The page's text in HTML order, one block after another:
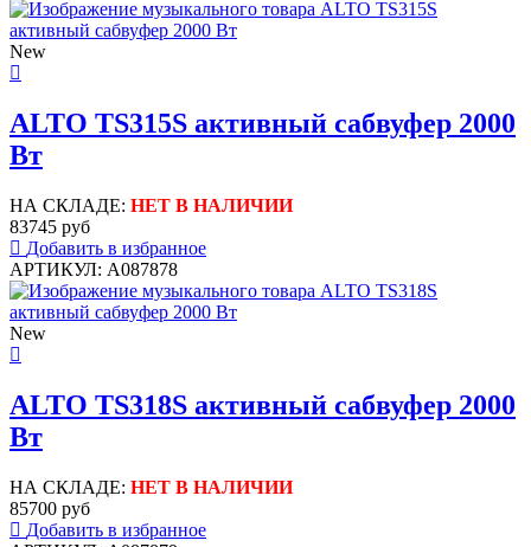
New
ALTO TS315S активный сабвуфер 2000
Вт
НА СКЛАДЕ: НЕТ В НАЛИЧИИ
83745 руб
Добавить в избранное
АРТИКУЛ: A087878
New
ALTO TS318S активный сабвуфер 2000
Вт
НА СКЛАДЕ: НЕТ В НАЛИЧИИ
85700 руб
Добавить в избранное